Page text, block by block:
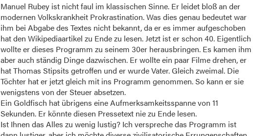
Manuel Rubey ist nicht faul im klassischen Sinne. Er leidet bloß an der
modernen Volkskrankheit Prokrastination. Was dies genau bedeutet war
ihm bei Abgabe des Textes nicht bekannt, da er es immer aufgeschoben
hat den Wikipediaartikel zu Ende zu lesen. Jetzt ist er schon 40. Eigentlich
wollte er dieses Programm zu seinem 30er herausbringen. Es kamen ihm
aber auch ständig Dinge dazwischen. Er wollte ein paar Filme drehen, er
hat Thomas Stipsits getroffen und er wurde Vater. Gleich zweimal. Die
Töchter hat er jetzt gleich mit ins Programm genommen. So kann er sie
wenigstens von der Steuer absetzen.
Ein Goldfisch hat übrigens eine Aufmerksamkeitsspanne von 11
Sekunden. Er könnte diesen Pressetext nie zu Ende lesen.
Ist Ihnen das Alles zu wenig lustig? Ich verspreche das Programm ist